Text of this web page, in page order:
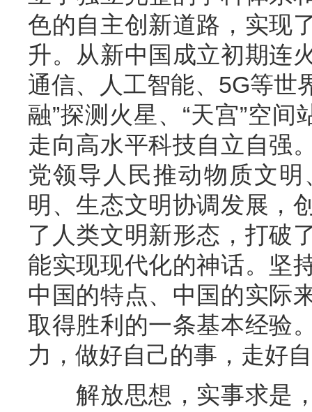
色的自主创新道路，实现
升。从新中国成立初期连
通信、人工智能、5G等世
融”探测火星、“天宫”空
走向高水平科技自立自强
党领导人民推动物质文
明、生态文明协调发展，
了人类文明新形态，打破
能实现现代化的神话。坚
中国的特点、中国的实际
取得胜利的一条基本经验
力，做好自己的事，走好
解放思想，实事求是，